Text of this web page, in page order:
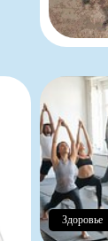
Здоровье